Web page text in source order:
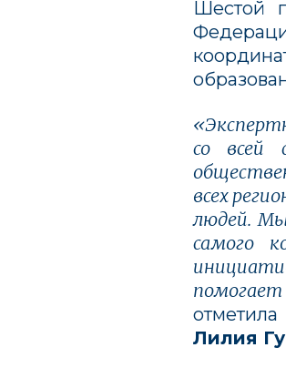
Шестой
со всей
всех
людей.
самого
Лилия